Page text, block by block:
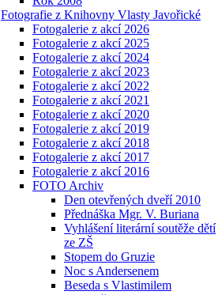
Fotografie z Knihovny Vlasty Javořické
Fotogalerie z akcí 2026
Fotogalerie z akcí 2025
Fotogalerie z akcí 2024
Fotogalerie z akcí 2023
Fotogalerie z akcí 2022
Fotogalerie z akcí 2021
Fotogalerie z akcí 2020
Fotogalerie z akcí 2019
Fotogalerie z akcí 2018
Fotogalerie z akcí 2017
Fotogalerie z akcí 2016
FOTO Archiv
Den otevřených dveří 2010
Přednáška Mgr. V. Buriana
Vyhlášení literární soutěže dětí
ze ZŠ
Stopem do Gruzie
Noc s Andersenem
Beseda s Vlastimilem